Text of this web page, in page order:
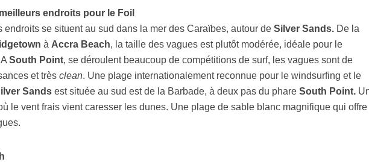
endroits pour le Foil
endroits se situent au sud dans la mer des Caraïbes, autour de Silver Sands. De la
à Accra Beach, la taille des vagues est plutôt modérée, idéale pour le
A South Point, se déroulent beaucoup de compétitions de surf, les vagues sont de
et très clean. Une plage internationalement reconnue pour le windsurfing et le
Sandsest située au sud est de la Barbade, à deux pas du phare South Point.
le vent frais vient caresser les dunes. Une plage de sable blanc magnifique qui offre